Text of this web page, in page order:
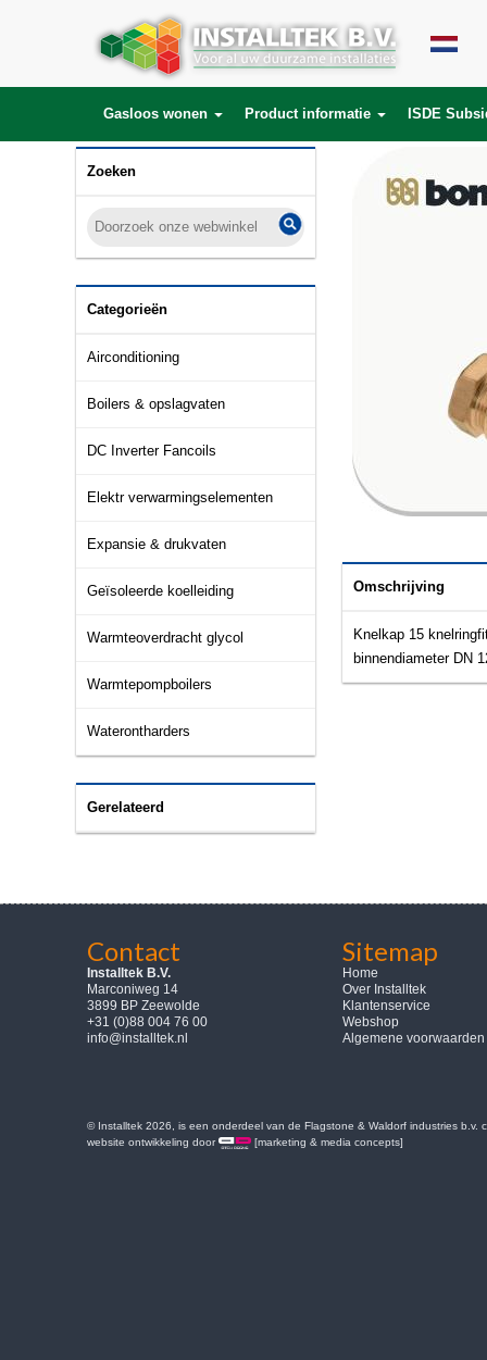
Gasloos wonen Product informatie ISDE
Zoeken
Categorieën
Airconditioning
Boilers & opslagvaten
DC Inverter Fancoils
Elektr verwarmingselementen
Expansie & drukvaten
Geïsoleerde koelleiding
Warmteoverdracht glycol
Warmtepompboilers
Waterontharders
Gerelateerd
Omschrijving
Knelkap 15
binnendiameter DN
Contact
Installtek B.V.
Marconiweg 14
3899 BP Zeewolde
+31 (0)88 004 76 00
info@installtek.nl
Sitemap
Home
Over Installtek
Klantenservice
Webshop
Algemene voorwaarden
© Installtek 2026, is een onderdeel van de Flagstone & Waldorf industries b.v.
website ontwikkeling door
[marketing & media concepts]